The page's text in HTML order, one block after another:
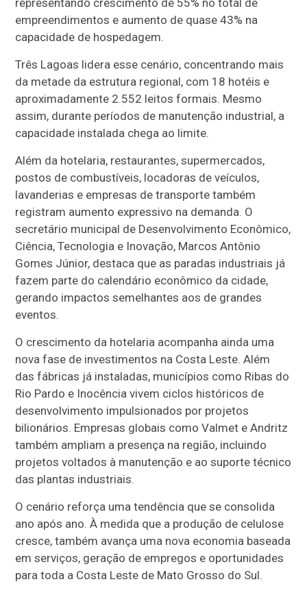
empreendimentos e aumento de quase 43% na
capacidade de hospedagem.
Três Lagoas lidera esse cenário, concentrando mais
da metade da estrutura regional, com 18 hotéis e
aproximadamente 2.552 leitos formais. Mesmo
assim, durante períodos de manutenção industrial, a
capacidade instalada chega ao limite.
Além da hotelaria, restaurantes, supermercados,
postos de combustíveis, locadoras de veículos,
lavanderias e empresas de transporte também
registram aumento expressivo na demanda. O
secretário municipal de Desenvolvimento Econômico,
Ciência, Tecnologia e Inovação, Marcos Antônio
Gomes Júnior, destaca que as paradas industriais já
fazem parte do calendário econômico da cidade,
gerando impactos semelhantes aos de grandes
eventos.
O crescimento da hotelaria acompanha ainda uma
nova fase de investimentos na Costa Leste. Além
das fábricas já instaladas, municípios como Ribas do
Rio Pardo e Inocência vivem ciclos históricos de
desenvolvimento impulsionados por projetos
bilionários. Empresas globais como Valmet e Andritz
também ampliam a presença na região, incluindo
projetos voltados à manutenção e ao suporte técnico
das plantas industriais.
O cenário reforça uma tendência que se consolida
ano após ano. À medida que a produção de celulose
cresce, também avança uma nova economia baseada
em serviços, geração de empregos e oportunidades
para toda a Costa Leste de Mato Grosso do Sul.